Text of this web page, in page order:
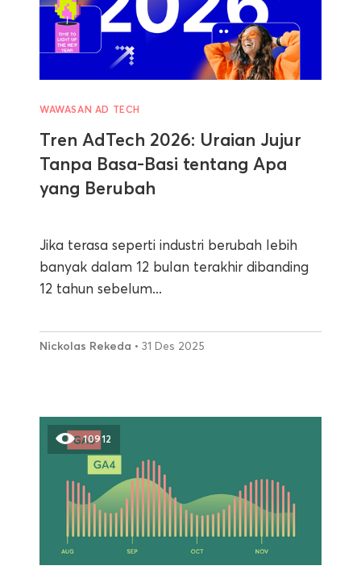
WAWASAN AD TECH
Tren AdTech 2026: Uraian Jujur
Tanpa Basa-Basi tentang Apa
yang Berubah
Jika terasa seperti industri berubah lebih
banyak dalam 12 bulan terakhir dibanding
12 tahun sebelum...
Nickolas Rekeda • 31 Des 2025
10912